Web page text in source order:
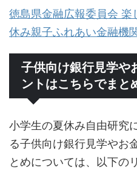
徳島県金融広報委員会 楽
休み親子ふれあい金融機
子供向け銀行見学や
ントはこちらでまと
小学生の夏休み自由研究
る子供向け銀行見学やお
とめについては、以下の